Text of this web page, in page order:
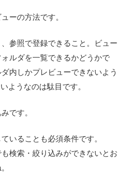
ーの方法です。
参照で登録できること。ビュー
ルダを一覧できるかどうかで
内しかプレビューできないよう
ようなのは駄目です。
です。
いることも必須条件です。
検索・絞り込みができないとお